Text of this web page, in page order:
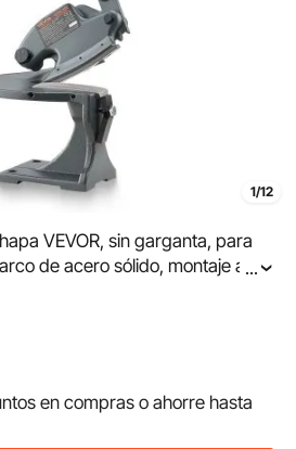
1/12
VEVOR, sin garganta, para
de acero sólido, montaje a
de corte de 1,8 mm (0,07
...
en compras o ahorre hasta